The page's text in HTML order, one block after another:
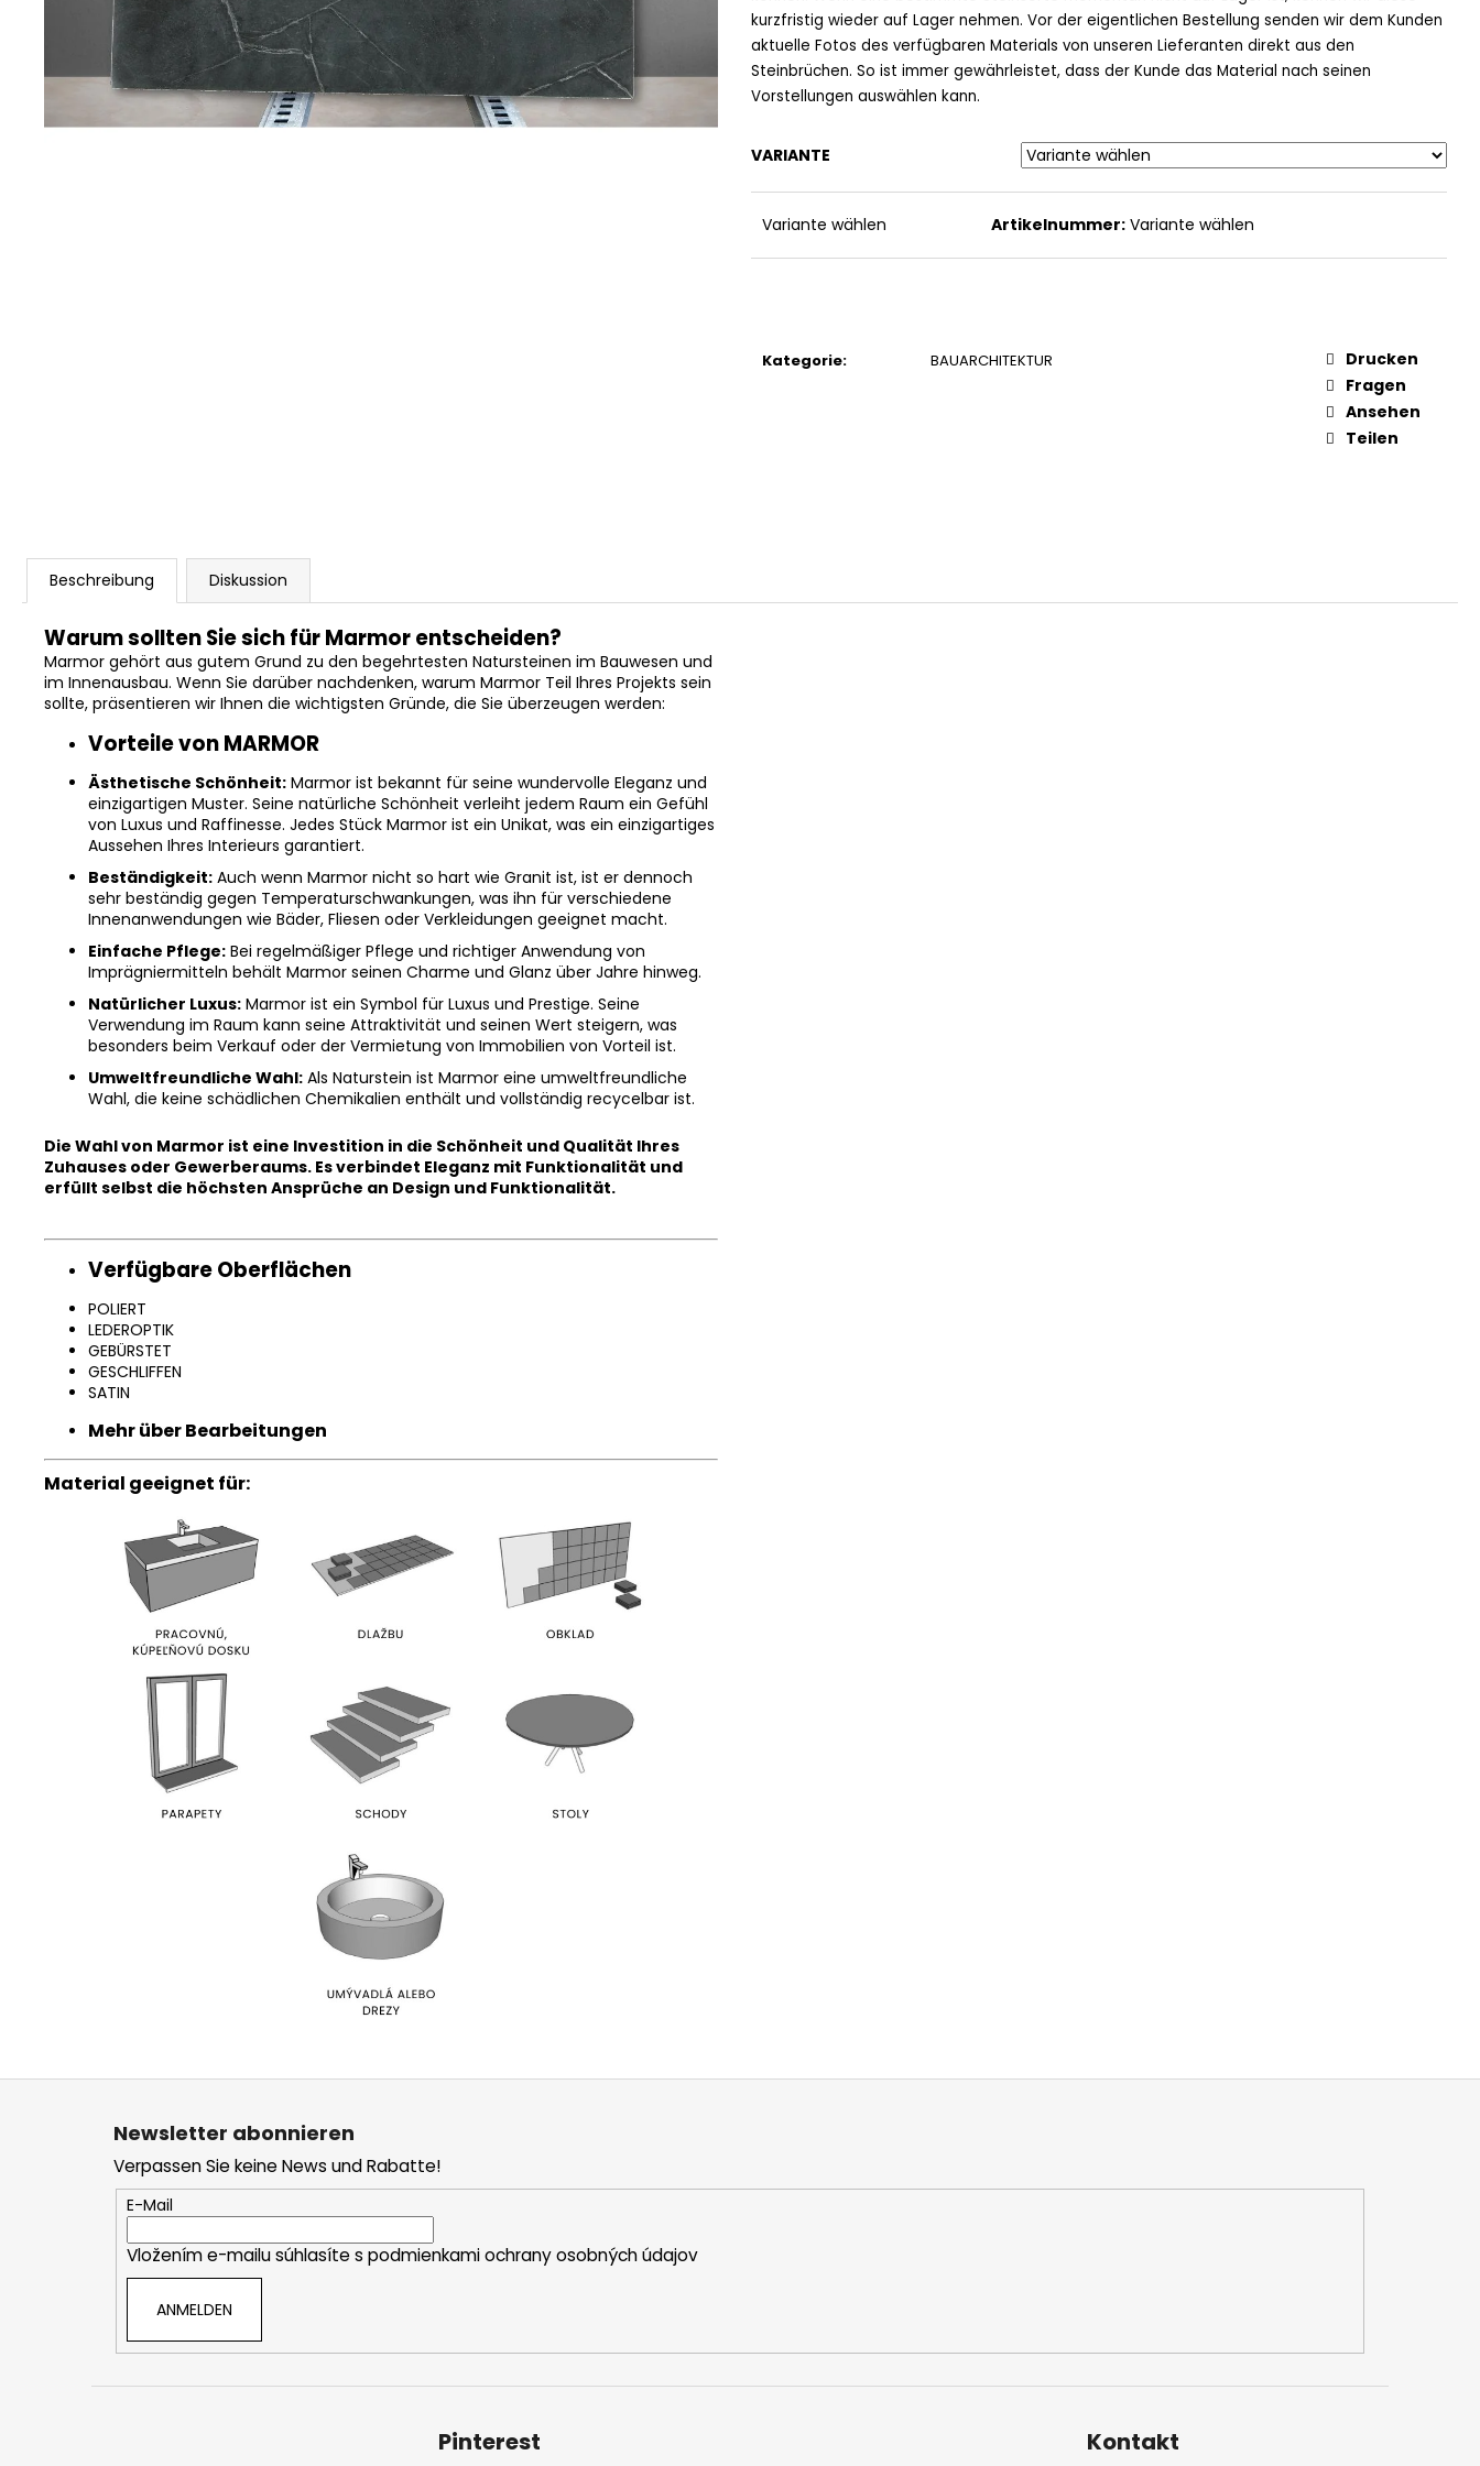
kurzfristig wieder auf Lager nehmen. Vor der eigentlichen Bestellung senden wir dem Kunden
aktuelle Fotos des verfügbaren Materials von unseren Lieferanten direkt aus den
Steinbrüchen. So ist immer gewährleistet, dass der Kunde das Material nach seinen
Vorstellungen auswählen kann.
VARIANTE
Variante wählen Artikelnummer: Variante wählen
Kategorie: BAUARCHITEKTUR
Drucken
Fragen
Ansehen
Teilen
Beschreibung Diskussion
Warum sollten Sie sich für Marmor entscheiden?
Marmor gehört aus gutem Grund zu den begehrtesten Natursteinen im Bauwesen und
im Innenausbau. Wenn Sie darüber nachdenken, warum Marmor Teil Ihres Projekts sein
sollte, präsentieren wir Ihnen die wichtigsten Gründe, die Sie überzeugen werden:
Vorteile von MARMOR
Ästhetische Schönheit: Marmor ist bekannt für seine wundervolle Eleganz und
einzigartigen Muster. Seine natürliche Schönheit verleiht jedem Raum ein Gefühl
von Luxus und Raffinesse. Jedes Stück Marmor ist ein Unikat, was ein einzigartiges
Aussehen Ihres Interieurs garantiert.
Beständigkeit: Auch wenn Marmor nicht so hart wie Granit ist, ist er dennoch
sehr beständig gegen Temperaturschwankungen, was ihn für verschiedene
Innenanwendungen wie Bäder, Fliesen oder Verkleidungen geeignet macht.
Einfache Pflege: Bei regelmäßiger Pflege und richtiger Anwendung von
Imprägniermitteln behält Marmor seinen Charme und Glanz über Jahre hinweg.
Natürlicher Luxus: Marmor ist ein Symbol für Luxus und Prestige. Seine
Verwendung im Raum kann seine Attraktivität und seinen Wert steigern, was
besonders beim Verkauf oder der Vermietung von Immobilien von Vorteil ist.
Umweltfreundliche Wahl: Als Naturstein ist Marmor eine umweltfreundliche
Wahl, die keine schädlichen Chemikalien enthält und vollständig recycelbar ist.
textarea
Die Wahl von Marmor ist eine Investition in die Schönheit und Qualität Ihres
Zuhauses oder Gewerberaums. Es verbindet Eleganz mit Funktionalität und
erfüllt selbst die höchsten Ansprüche an Design und Funktionalität.
Chat-
TextfeldVerfügbare Oberflächen
POLIERT
LEDEROPTIK
GEBÜRSTET
GESCHLIFFEN
SATIN
Mehr über Bearbeitungen
Material geeignet für:
F
Newsletter abonnieren
Verpassen Sie keine News und Rabatte!
E-Mail
Vložením e-mailu súhlasíte s podmienkami ochrany osobných údajov
ANMELDEN
Pinterest Kontakt